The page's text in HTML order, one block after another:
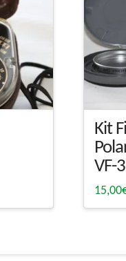
Kit
VF-
15,00